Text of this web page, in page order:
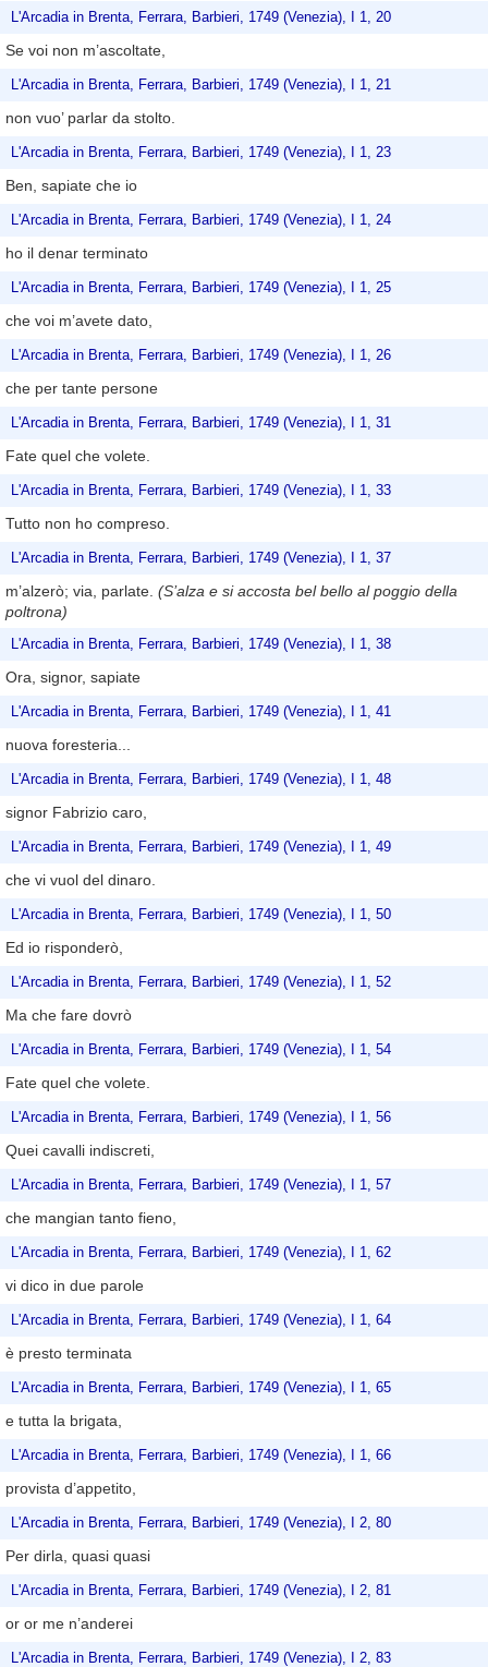
L'Arcadia in Brenta, Ferrara, Barbieri, 1749 (Venezia), I 1, 20
Se voi non m’ascoltate,
L'Arcadia in Brenta, Ferrara, Barbieri, 1749 (Venezia), I 1, 21
non vuo’ parlar da stolto.
L'Arcadia in Brenta, Ferrara, Barbieri, 1749 (Venezia), I 1, 23
Ben, sapiate che io
L'Arcadia in Brenta, Ferrara, Barbieri, 1749 (Venezia), I 1, 24
ho il denar terminato
L'Arcadia in Brenta, Ferrara, Barbieri, 1749 (Venezia), I 1, 25
che voi m’avete dato,
L'Arcadia in Brenta, Ferrara, Barbieri, 1749 (Venezia), I 1, 26
che per tante persone
L'Arcadia in Brenta, Ferrara, Barbieri, 1749 (Venezia), I 1, 31
Fate quel che volete.
L'Arcadia in Brenta, Ferrara, Barbieri, 1749 (Venezia), I 1, 33
Tutto non ho compreso.
L'Arcadia in Brenta, Ferrara, Barbieri, 1749 (Venezia), I 1, 37
m’alzerò; via, parlate. (S’alza e si accosta bel bello al poggio della
poltrona)
L'Arcadia in Brenta, Ferrara, Barbieri, 1749 (Venezia), I 1, 38
Ora, signor, sapiate
L'Arcadia in Brenta, Ferrara, Barbieri, 1749 (Venezia), I 1, 41
nuova foresteria...
L'Arcadia in Brenta, Ferrara, Barbieri, 1749 (Venezia), I 1, 48
signor Fabrizio caro,
L'Arcadia in Brenta, Ferrara, Barbieri, 1749 (Venezia), I 1, 49
che vi vuol del dinaro.
L'Arcadia in Brenta, Ferrara, Barbieri, 1749 (Venezia), I 1, 50
Ed io risponderò,
L'Arcadia in Brenta, Ferrara, Barbieri, 1749 (Venezia), I 1, 52
Ma che fare dovrò
L'Arcadia in Brenta, Ferrara, Barbieri, 1749 (Venezia), I 1, 54
Fate quel che volete.
L'Arcadia in Brenta, Ferrara, Barbieri, 1749 (Venezia), I 1, 56
Quei cavalli indiscreti,
L'Arcadia in Brenta, Ferrara, Barbieri, 1749 (Venezia), I 1, 57
che mangian tanto fieno,
L'Arcadia in Brenta, Ferrara, Barbieri, 1749 (Venezia), I 1, 62
vi dico in due parole
L'Arcadia in Brenta, Ferrara, Barbieri, 1749 (Venezia), I 1, 64
è presto terminata
L'Arcadia in Brenta, Ferrara, Barbieri, 1749 (Venezia), I 1, 65
e tutta la brigata,
L'Arcadia in Brenta, Ferrara, Barbieri, 1749 (Venezia), I 1, 66
provista d’appetito,
L'Arcadia in Brenta, Ferrara, Barbieri, 1749 (Venezia), I 2, 80
Per dirla, quasi quasi
L'Arcadia in Brenta, Ferrara, Barbieri, 1749 (Venezia), I 2, 81
or or me n’anderei
L'Arcadia in Brenta, Ferrara, Barbieri, 1749 (Venezia), I 2, 83